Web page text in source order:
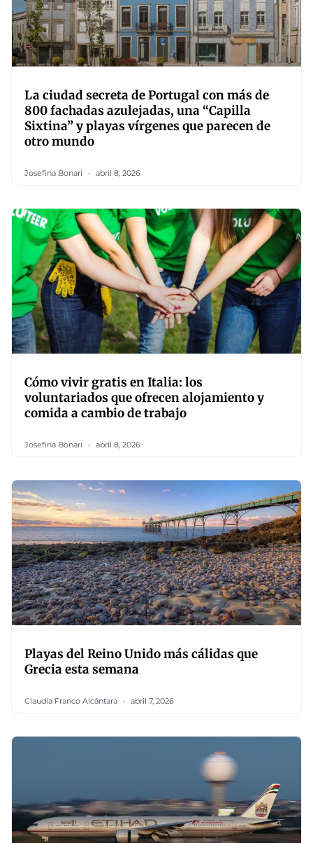
La ciudad secreta de Portugal con más de
800 fachadas azulejadas, una “Capilla
Sixtina” y playas vírgenes que parecen de
otro mundo
Josefina Bonari abril 8, 2026
Cómo vivir gratis en Italia: los
voluntariados que ofrecen alojamiento y
comida a cambio de trabajo
Josefina Bonari abril 8, 2026
Playas del Reino Unido más cálidas que
Grecia esta semana
Claudia Franco Alcántara abril 7, 2026